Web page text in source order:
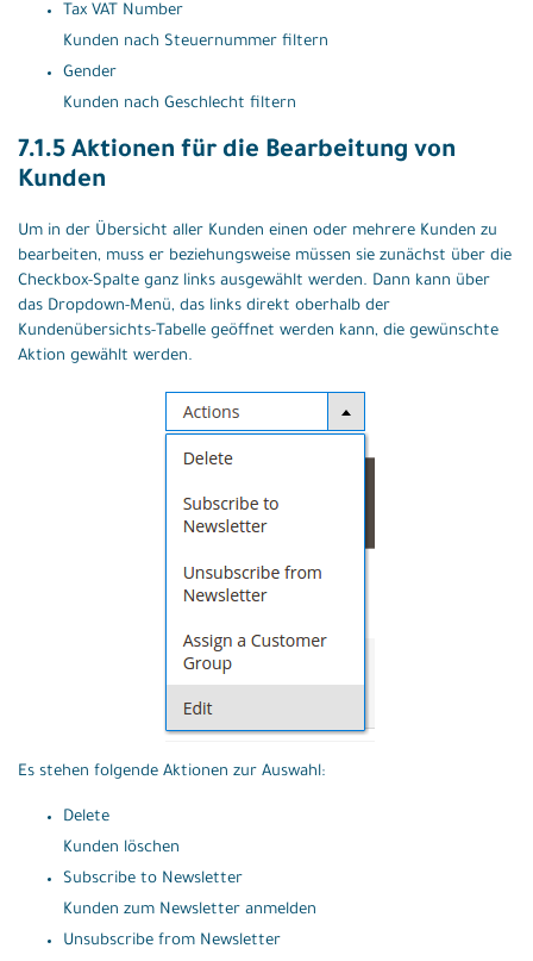
Tax VAT Number
Kunden nach Steuernummer filtern
Gender
Kunden nach Geschlecht filtern
7.1.5 Aktionen für die Bearbeitung von
Kunden
Um in der Übersicht aller Kunden einen oder mehrere Kunden zu
bearbeiten, muss er beziehungsweise müssen sie zunächst über die
Checkbox-Spalte ganz links ausgewählt werden. Dann kann über
das Dropdown-Menü, das links direkt oberhalb der
Kundenübersichts-Tabelle geöffnet werden kann, die gewünschte
Aktion gewählt werden.
Es stehen folgende Aktionen zur Auswahl:
Delete
Kunden löschen
Subscribe to Newsletter
Kunden zum Newsletter anmelden
Unsubscribe from Newsletter